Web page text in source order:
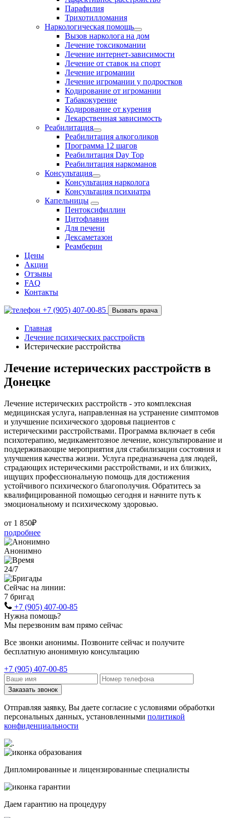
Парафилия
Трихотилломания
Наркологическая помощь
Вызов нарколога на дом
Лечение токсикомании
Лечение интернет-зависимости
Лечение от ставок на спорт
Лечение игромании
Лечение игромании у подростков
Кодирование от игромании
Табакокурение
Кодирование от курения
Лекарственная зависимость
Реабилитация
Реабилитация алкоголиков
Программа 12 шагов
Реабилитация Day Top
Реабилитация наркоманов
Консультация
Консультация нарколога
Консультация психиатра
Капельницы
Пентоксифиллин
Цитофлавин
Для печени
Дексаметазон
Реамберин
Цены
Акции
Отзывы
FAQ
Контакты
+7 (905) 407-00-85 Вызвать врача
Главная
Лечение психических расстройств
Истерические расстройства
Лечение истерических расстройств в
Донецке
Лечение истерических расстройств - это комплексная
медицинская услуга, направленная на устранение симптомов
и улучшение психического здоровья пациентов с
истерическими расстройствами. Программа включает в себя
психотерапию, медикаментозное лечение, консультирование и
поддерживающие мероприятия для стабилизации состояния и
улучшения качества жизни. Услуга предназначена для людей,
страдающих истерическими расстройствами, и их близких,
ищущих профессиональную помощь для достижения
устойчивого психического благополучия. Обратитесь за
квалифицированной помощью сегодня и начните путь к
эмоциональному и психическому здоровью.
от 1 850₽
подробнее
Анонимно
24/7
Сейчас на линии:
7 бригад
+7 (905) 407-00-85
Нужна помощь?
Мы перезвоним вам прямо сейчас
Все звонки анонимы. Позвоните сейчас и получите
бесплатную анонимную консультацию
+7 (905) 407-00-85
Заказать звонок
Отправляя заявку, Вы даете согласие с условиями обработки
персональных данных, установленными политикой
конфиденциальности
Дипломированные и лицензированные специалисты
Даем гарантию на процедуру